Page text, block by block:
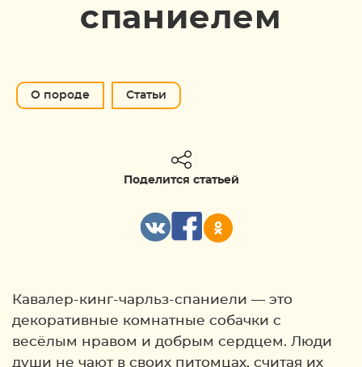
спаниелем
О породе Статьи
Поделится статьей
Кавалер-кинг-чарльз-спаниели — это
декоративные комнатные собачки с
весёлым нравом и добрым сердцем. Люди
души не чают в своих питомцах, считая их